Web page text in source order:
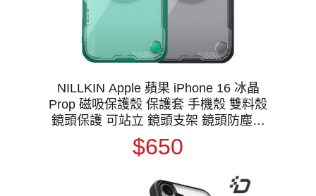
NILLKIN Apple 蘋果 iPhone 16 冰晶
Prop 磁吸保護殼 保護套 手機殼 雙料殼
鏡頭保護 可站立 鏡頭支架 鏡頭防塵蓋
鏡頭蓋 MagSafe
$650